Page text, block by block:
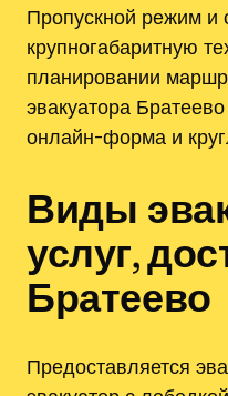
Пропускной режим и
крупногабаритную
планировании
эвакуатора
онлайн-форма и
Виды
услуг,
Братеево
Предоставляется